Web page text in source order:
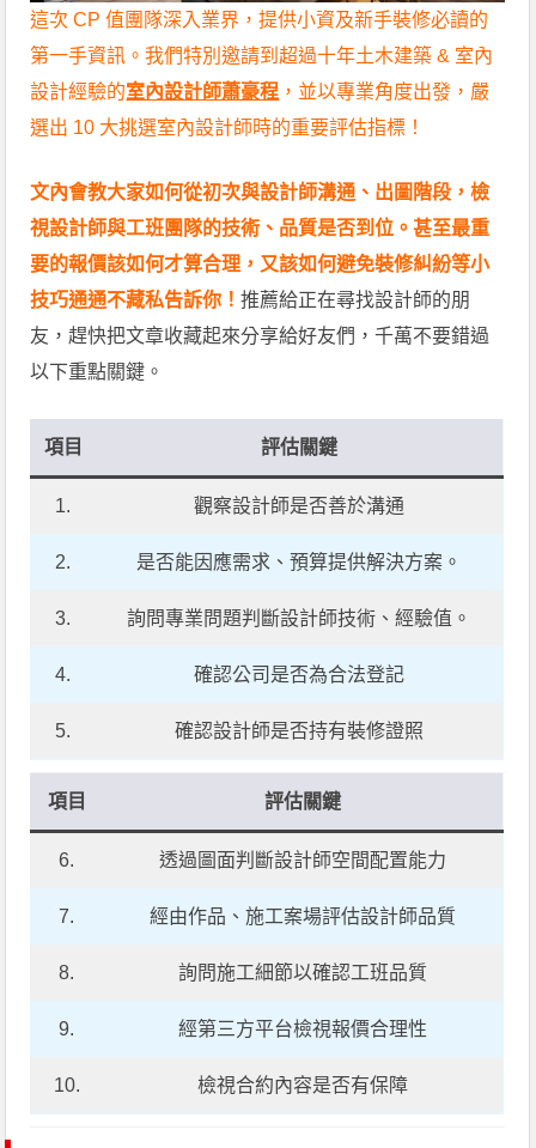
這次 CP 值團隊深入業界，提供小資及新手裝修必讀的
第一手資訊。我們特別邀請到超過十年土木建築 & 室內
設計經驗的室內設計師蕭豪程 ，並以專業角度出發，嚴
選出 10 大挑選室內設計師時的重要評估指標！
文內會教大家如何從初次與設計師溝通、出圖階段，檢
視設計師與工班團隊的技術、品質是否到位。甚至最重
要的報價該如何才算合理，又該如何避免裝修糾紛等小
技巧通通不藏私告訴你！推薦給正在尋找設計師的朋
友，趕快把文章收藏起來分享給好友們，千萬不要錯過
以下重點關鍵。
項目 評估關鍵
1. 觀察設計師是否善於溝通
2. 是否能因應需求、預算提供解決方案。
3. 詢問專業問題判斷設計師技術、經驗值。
4. 確認公司是否為合法登記
5. 確認設計師是否持有裝修證照
項目 評估關鍵
6. 透過圖面判斷設計師空間配置能力
7. 經由作品、施工案場評估設計師品質
8. 詢問施工細節以確認工班品質
9. 經第三方平台檢視報價合理性
10. 檢視合約內容是否有保障